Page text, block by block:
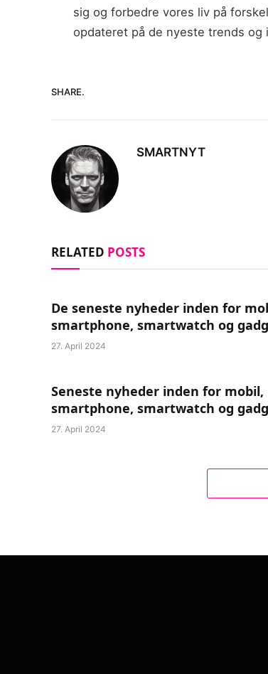
sig og forbedre vores liv på
opdateret på de nyeste trends og
SHARE.
SMARTNYT
RELATED POSTS
De seneste nyheder inden for
smartphone, smartwatch og
27. April 2024
Seneste nyheder inden for mobil,
smartphone, smartwatch og
27. April 2024